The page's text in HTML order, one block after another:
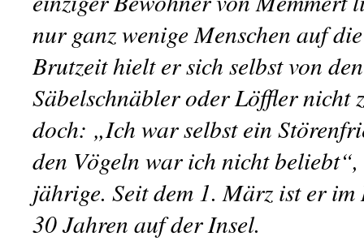
nur ganz wenige Menschen auf
Brutzeit hielt er sich selbst von
Säbelschnäbler oder Löffler nicht
doch: „Ich war selbst ein
den Vögeln war ich nicht
jährige. Seit dem 1. März ist er im
30 Jahren auf der Insel.